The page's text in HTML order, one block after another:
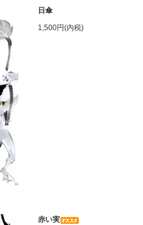
日傘
1,500円(内税)
赤い実